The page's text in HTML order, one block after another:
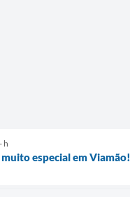
h
especial em Viamão!